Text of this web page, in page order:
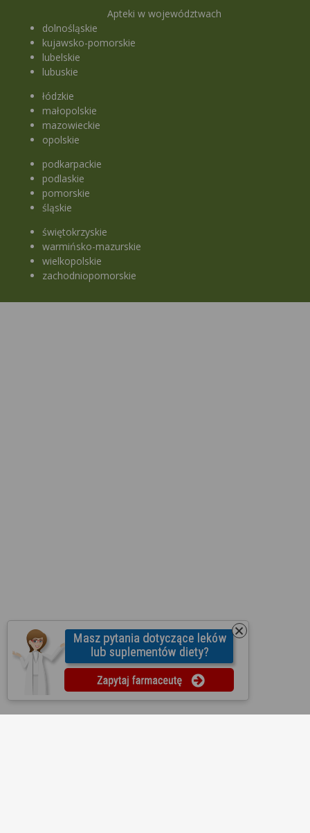
Apteki w województwach
dolnośląskie
kujawsko-pomorskie
lubelskie
lubuskie
łódzkie
małopolskie
mazowieckie
opolskie
podkarpackie
podlaskie
pomorskie
śląskie
świętokrzyskie
warmińsko-mazurskie
wielkopolskie
zachodniopomorskie